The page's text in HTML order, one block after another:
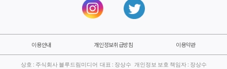
이용안내 개인정보취급방침 이용약관
상호 : 주식회사 블루드림미디어 대표 : 장상수 개인정보 보호 책임자 : 장상수